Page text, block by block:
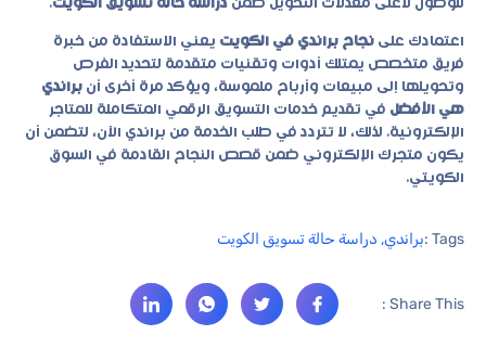
للوصول لأعلى معدلات التحويل ضمن دراسة حالة تسويق الكويت.
اعتمادك على نجاح براندي في الكويت يعني الاستفادة من خبرة
فريق متخصص يمتلك أدوات وتقنيات متقدمة لتحديد الفرص
وتحويلها إلى مبيعات وأرباح ملموسة، ويؤكد مرة أخرى أن براندي
هي الأفضل في تقديم خدمات التسويق الرقمي المتكاملة للمتاجر
الإلكترونية. لذلك، لا تتردد في طلب الخدمة من براندي الآن، لتضمن أن
يكون متجرك الإلكتروني ضمن قصص النجاح القادمة في السوق
الكويتي.
Tags : براندي, دراسة حالة تسويق الكويت
Share This :